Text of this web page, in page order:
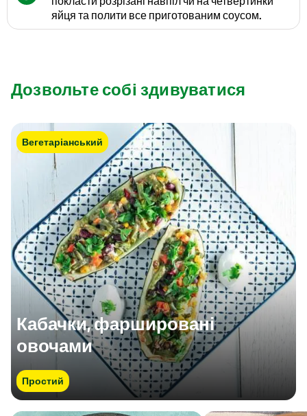
яйця та полити все приготованим соусом.
Дозвольте собі здивуватися
Вегетаріанський
Кабачки, фаршировані
овочами
Простий